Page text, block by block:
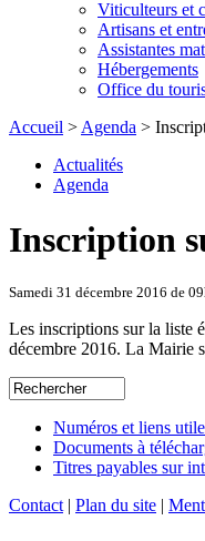
Viticulteurs et
Artisans et
Assistantes
Hébergements
Office du
Accueil > Agenda >
Actualités
Agenda
Inscription
Samedi 31 décembre 2016 de
Les inscriptions sur la liste
décembre 2016. La Mairie
Numéros et liens
Documents à
Titres payables sur
Contact | Plan du site |